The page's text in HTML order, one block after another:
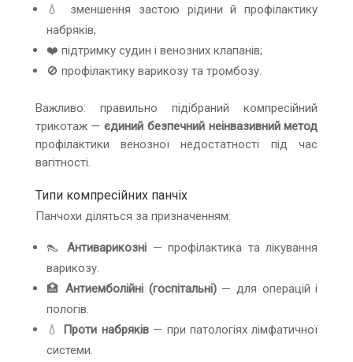
💧 зменшення застою рідини й профілактику
набряків;
❤️ підтримку судин і венозних клапанів;
🚫 профілактику варикозу та тромбозу.
Важливо: правильно підібраний компресійний
трикотаж —єдиний безпечний неінвазивний метод
профілактики венозної недостатності під час
вагітності.
Типи компресійних панчіх
Панчохи діляться за призначенням:
👠 Антиварикозні— профілактика та лікування
варикозу.
🏥Антиемболійні (госпітальні)— для операцій і
пологів.
💧 Проти набряків— при патологіях лімфатичної
системи.